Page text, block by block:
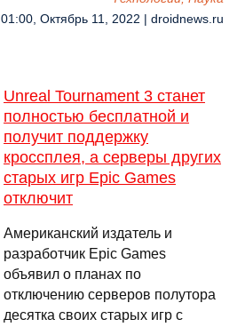
01:00, Октябрь 11, 2022 | droidnews.ru
Unreal Tournament 3 станет
полностью бесплатной и
получит поддержку
кроссплея, а серверы других
старых игр Epic Games
отключит
Американский издатель и
разработчик Epic Games
объявил о планах по
отключению серверов полутора
десятка своих старых игр с